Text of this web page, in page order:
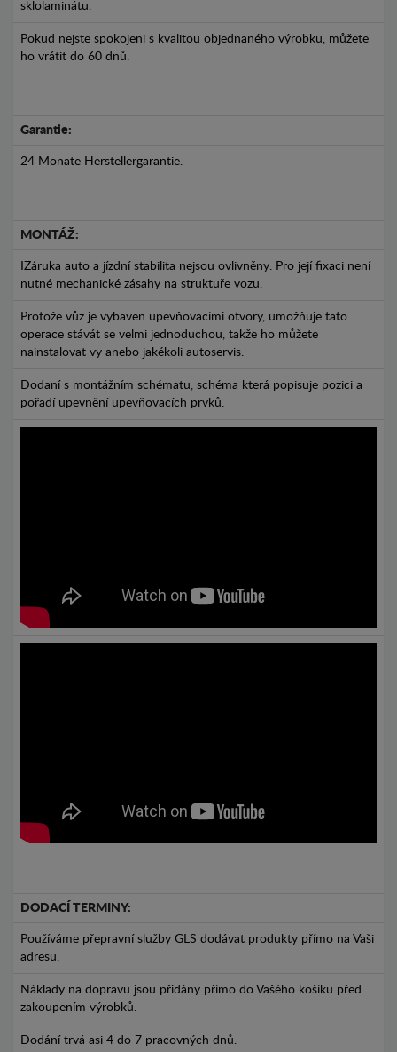
sklolaminátu.
Pokud nejste spokojeni s kvalitou objednaného výrobku, můžete
ho vrátit do 60 dnů.
Garantie:
24 Monate Herstellergarantie.
MONTÁŽ:
IZáruka auto a jízdní stabilita nejsou ovlivněny. Pro její fixaci není
nutné mechanické zásahy na struktuře vozu.
Protože vůz je vybaven upevňovacími otvory, umožňuje tato
operace stávát se velmi jednoduchou, takže ho můžete
nainstalovat vy anebo jakékoli autoservis.
Dodaní s montážním schématu, schéma která popisuje pozici a
pořadí upevnění upevňovacích prvků.
DODACÍ TERMINY:
Používáme přepravní služby GLS dodávat produkty přímo na Vaši
adresu.
Náklady na dopravu jsou přidány přímo do Vašého košíku před
zakoupením výrobků.
Dodání trvá asi 4 do 7 pracovných dnů.